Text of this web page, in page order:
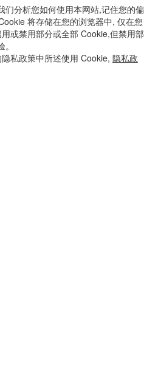
分析您如何使用本网站,记住您的偏
将存储在您的浏览器中, 仅在您
或禁用部分或全部 Cookie,但禁用部
私政策中所述使用 Cookie, 隐私政